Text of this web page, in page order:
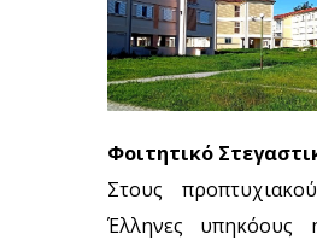
Φοιτητικό
Στους
Έλληνες υπηκόους